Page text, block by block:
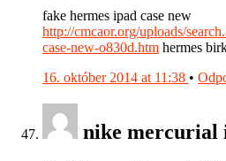
fake hermes ipad case new
http://cmcaor.org/uploads/
case-new-o830d.htm hermes
16. október 2014 at 11:38 •
nike mercurial